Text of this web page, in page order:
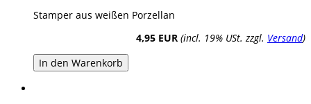
Stamper aus weißen Porzellan
4,95 EUR (incl. 19% USt. zzgl. Versand)
In den Warenkorb